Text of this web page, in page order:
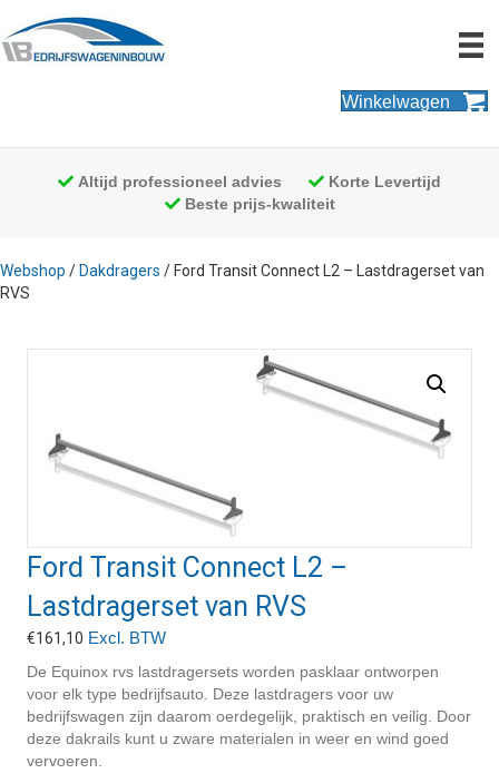
Winkelwagen
Altijd professioneel advies
Korte Levertijd
Beste prijs-kwaliteit
Webshop / Dakdragers / Ford Transit Connect L2 – Lastdragerset van
RVS
Ford Transit Connect L2 –
Lastdragerset van RVS
€161,10 Excl. BTW
De Equinox rvs lastdragersets worden pasklaar ontworpen
voor elk type bedrijfsauto. Deze lastdragers voor uw
bedrijfswagen zijn daarom oerdegelijk, praktisch en veilig. Door
deze dakrails kunt u zware materialen in weer en wind goed
vervoeren.